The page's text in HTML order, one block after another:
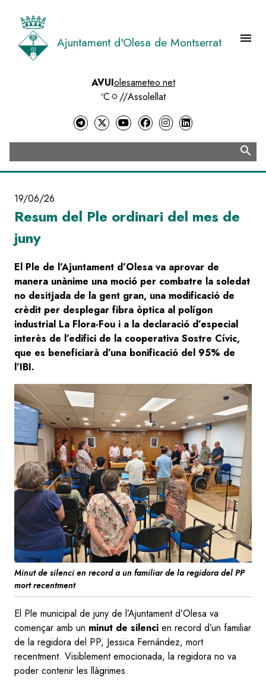
contingut
Ajuntament d'Olesa de Montserrat menu
AVUIolesameteo.net
ºC
//Assolellat
search
19/06/26
Resum del Ple ordinari del mes de
juny
El Ple de l’Ajuntament d’Olesa va aprovar de
manera unànime una moció per combatre la soledat
no desitjada de la gent gran, una modificació de
crèdit per desplegar fibra òptica al polígon
industrial La Flora-Fou i a la declaració d’especial
interès de l’edifici de la cooperativa Sostre Cívic,
que es beneficiarà d’una bonificació del 95% de
l’IBI.
Image
Minut de silenci en record a un familiar de la regidora del PP
mort recentment
El Ple municipal de juny de l’Ajuntament d’Olesa va
començar amb un minut de silenci en record d’un familiar
de la regidora del PP, Jessica Fernández, mort
recentment. Visiblement emocionada, la regidora no va
poder contenir les llàgrimes.